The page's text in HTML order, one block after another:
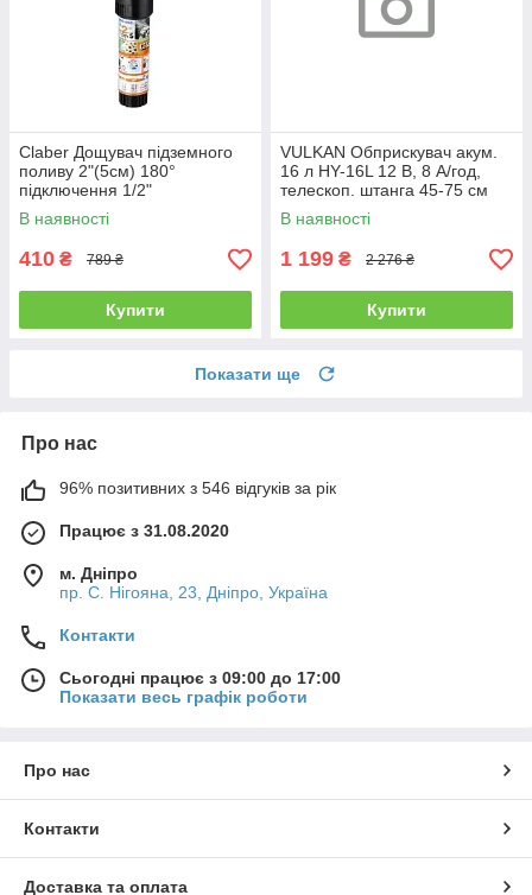
Claber Дощувач підземного
поливу 2"(5см) 180°
підключення 1/2"
В наявності
410 ₴ 789 ₴
Купити
VULKAN Обприскувач акум.
16 л HY-16L 12 В, 8 А/год,
телескоп. штанга 45-75 см
В наявності
1 199 ₴ 2 276 ₴
Купити
Показати ще
Про нас
96% позитивних з 546 відгуків за рік
Працює з 31.08.2020
м. Дніпро
пр. С. Нігояна, 23, Дніпро, Україна
Контакти
Сьогодні працює з 09:00 до 17:00
Показати весь графік роботи
Про нас
Контакти
Доставка та оплата